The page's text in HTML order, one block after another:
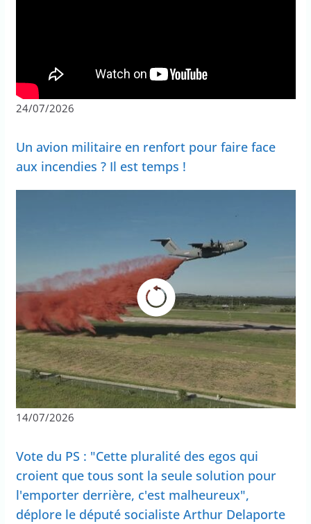
24/07/2026
Un avion militaire en renfort pour faire face
aux incendies ? Il est temps !
14/07/2026
Vote du PS : "Cette pluralité des egos qui
croient que tous sont la seule solution pour
l'emporter derrière, c'est malheureux",
déplore le député socialiste Arthur Delaporte